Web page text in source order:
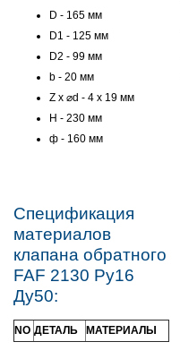
D - 165 мм
D1 - 125 мм
D2 - 99 мм
b - 20 мм
Z x ⌀d - 4 x 19 мм
H - 230 мм
ф - 160 мм
Спецификация
материалов
клапана обратного
FAF 2130 Ру16
Ду50:
NO ДЕТАЛЬ МАТЕРИАЛЫ